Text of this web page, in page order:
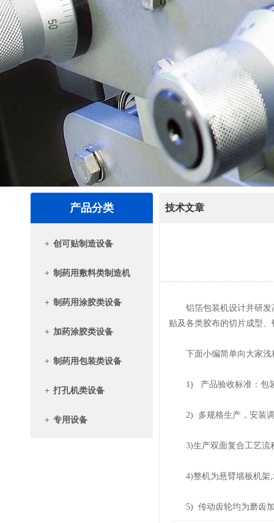
产品分类
+ 创可贴制造设备
+ 制药用敷料类制造机
+ 制药用涂胶类设备
+ 加药涂胶类设备
+ 制药用包装类设备
+ 打孔机类设备
+ 专用设备
技术文章
铝箔包装机设计并研发高
贴及各类胶布的切片成型
下面小编简单向大家浅
1) 产品验收标准：包装
2) 多规格生产，安装调
3)生产双面复合工艺流
4)整机为悬臂墙板机架,
5) 传动齿轮均为磨齿加